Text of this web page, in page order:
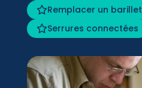
Remplacer un barillet
Serrures connectées